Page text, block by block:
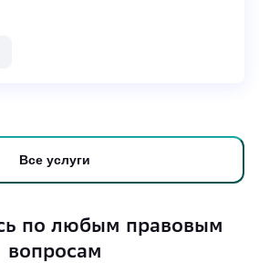
Все услуги
по любым правовым
вопросам